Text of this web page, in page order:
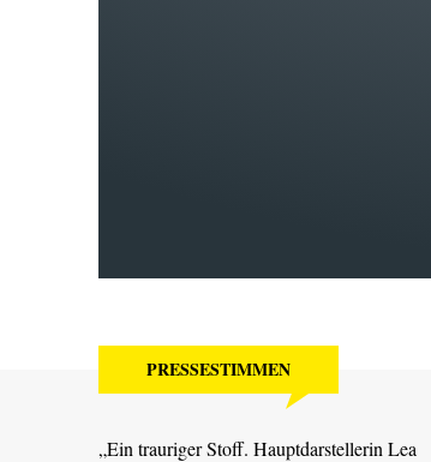
PRESSESTIMMEN
„Ein trauriger Stoff. Hauptdarstellerin Lea